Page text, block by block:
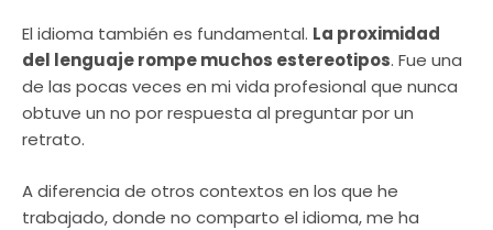
El idioma también es fundamental. La proximidad
del lenguaje rompe muchos estereotipos. Fue una
de las pocas veces en mi vida profesional que nunca
obtuve un no por respuesta al preguntar por un
retrato.
A diferencia de otros contextos en los que he
trabajado, donde no comparto el idioma, me ha